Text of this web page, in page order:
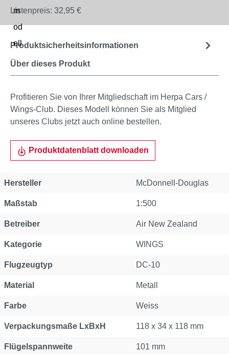
Listenpreis: 32,95 €
Über dieses Produkt
Produktsicherheitsinformationen
Profitieren Sie von Ihrer Mitgliedschaft im Herpa Cars /
Wings-Club. Dieses Modell können Sie als Mitglied
unseres Clubs jetzt auch online bestellen.
Produktdatenblatt downloaden
Hersteller McDonnell-Douglas
Maßstab 1:500
Betreiber Air New Zealand
Kategorie WINGS
Flugzeugtyp DC-10
Material Metall
Farbe Weiss
Verpackungsmaße LxBxH 118 x 34 x 118 mm
Flügelspannweite 101 mm